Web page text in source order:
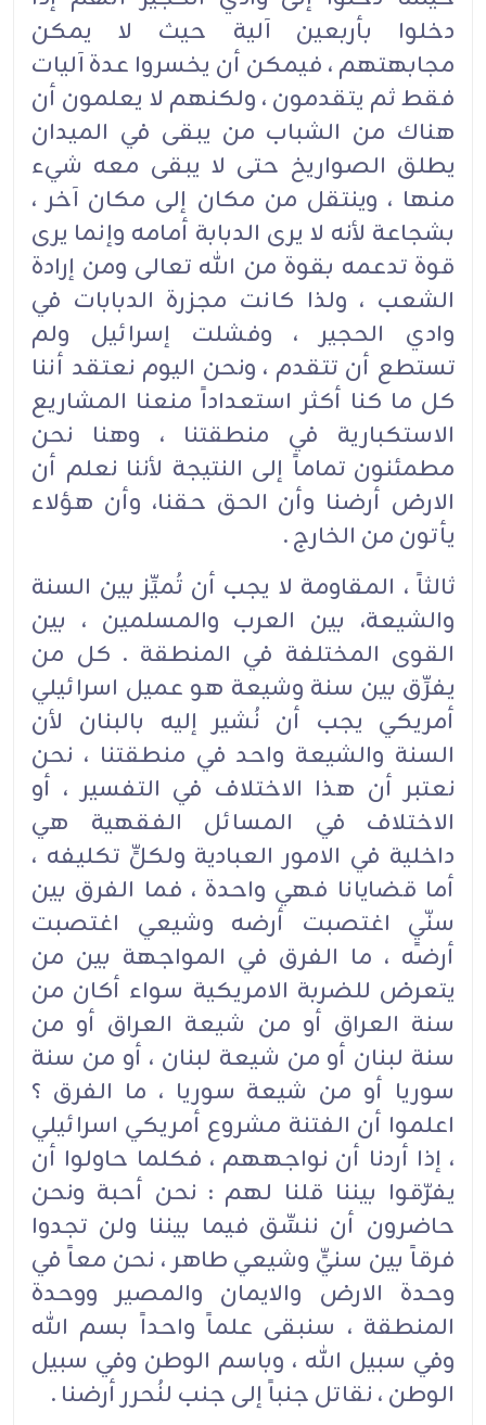
دخلوا بأربعين آلية حيث لا يمكن
مجابهتهم ، فيمكن أن يخسروا عدة آليات
فقط ثم يتقدمون ، ولكنهم لا يعلمون أن
هناك من الشباب من يبقى في الميدان
يطلق الصواريخ حتى لا يبقى معه شيء
منها ، وينتقل من مكان إلى مكان آخر ،
بشجاعة لأنه لا يرى الدبابة أمامه وإنما يرى
قوة تدعمه بقوة من الله تعالى ومن إرادة
الشعب ، ولذا كانت مجزرة الدبابات في
وادي الحجير ، وفشلت إسرائيل ولم
تستطع أن تتقدم ، ونحن اليوم نعتقد أننا
كل ما كنا أكثر استعداداً منعنا المشاريع
الاستكبارية في منطقتنا ، وهنا نحن
مطمئنون تماماً إلى النتيجة لأننا نعلم أن
الارض أرضنا وأن الحق حقنا، وأن هؤلاء
يأتون من الخارج .
ثالثاً ، المقاومة لا يجب أن تُميِّز بين السنة
والشيعة، بين العرب والمسلمين ، بين
القوى المختلفة في المنطقة . كل من
يفرِّق بين سنة وشيعة هو عميل اسرائيلي
أمريكي يجب أن نُشير إليه بالبنان لأن
السنة والشيعة واحد في منطقتنا ، نحن
نعتبر أن هذا الاختلاف في التفسير ، أو
الاختلاف في المسائل الفقهية هي
داخلية في الامور العبادية ولكلٍّ تكليفه ،
أما قضايانا فهي واحدة ، فما الفرق بين
سنّيٍ اغتصبت أرضه وشيعي اغتصبت
أرضه ، ما الفرق في المواجهة بين من
يتعرض للضربة الامريكية سواء أكان من
سنة العراق أو من شيعة العراق أو من
سنة لبنان أو من شيعة لبنان ، أو من سنة
سوريا أو من شيعة سوريا ، ما الفرق ؟
اعلموا أن الفتنة مشروع أمريكي اسرائيلي
، إذا أردنا أن نواجههم ، فكلما حاولوا أن
يفرّقوا بيننا قلنا لهم : نحن أحبة ونحن
حاضرون أن ننسِّق فيما بيننا ولن تجدوا
فرقاً بين سنيٍّ وشيعي طاهر ، نحن معاً في
وحدة الارض والايمان والمصير ووحدة
المنطقة ، سنبقى علماً واحداً بسم الله
وفي سبيل الله ، وباسم الوطن وفي سبيل
الوطن ، نقاتل جنباً إلى جنب لنُحرر أرضنا .